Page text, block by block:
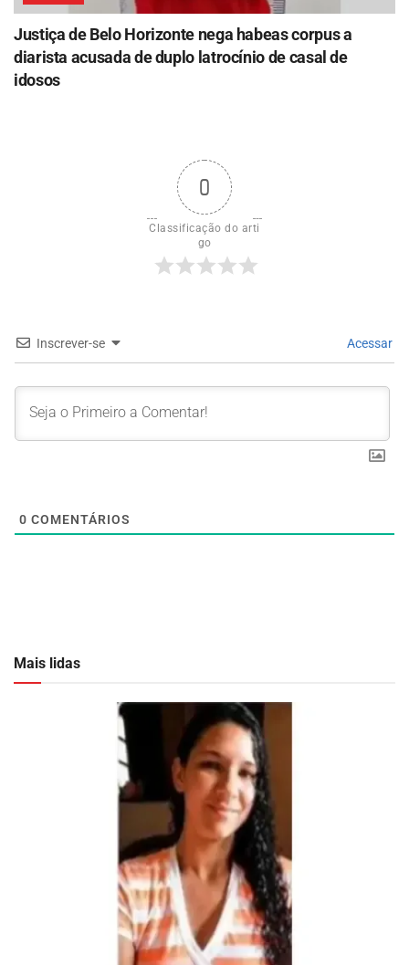
Justiça de Belo Horizonte nega habeas corpus a
diarista acusada de duplo latrocínio de casal de
idosos
0
Classificação do arti
go
Inscrever-se Acessar
0 COMENTÁRIOS
Mais lidas